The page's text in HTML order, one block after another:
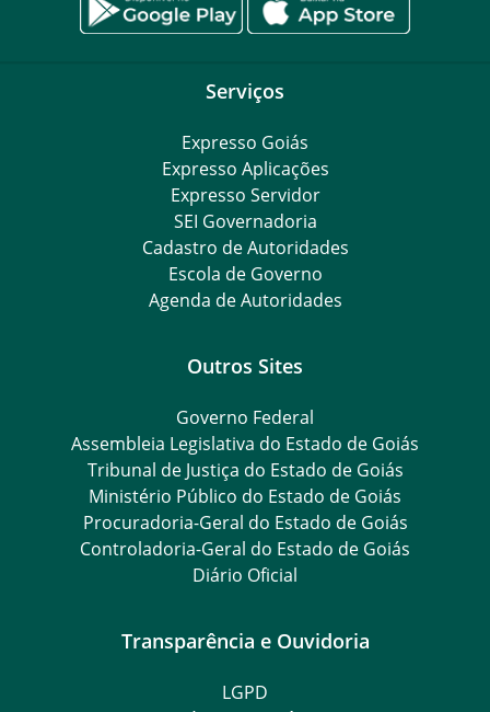
Serviços
Expresso Goiás
Expresso Aplicações
Expresso Servidor
SEI Governadoria
Cadastro de Autoridades
Escola de Governo
Agenda de Autoridades
Outros Sites
Governo Federal
Assembleia Legislativa do Estado de Goiás
Tribunal de Justiça do Estado de Goiás
Ministério Público do Estado de Goiás
Procuradoria-Geral do Estado de Goiás
Controladoria-Geral do Estado de Goiás
Diário Oficial
Transparência e Ouvidoria
LGPD